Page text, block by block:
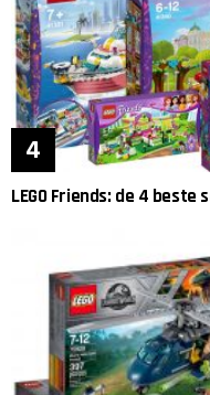
LEGO Friends: de 4